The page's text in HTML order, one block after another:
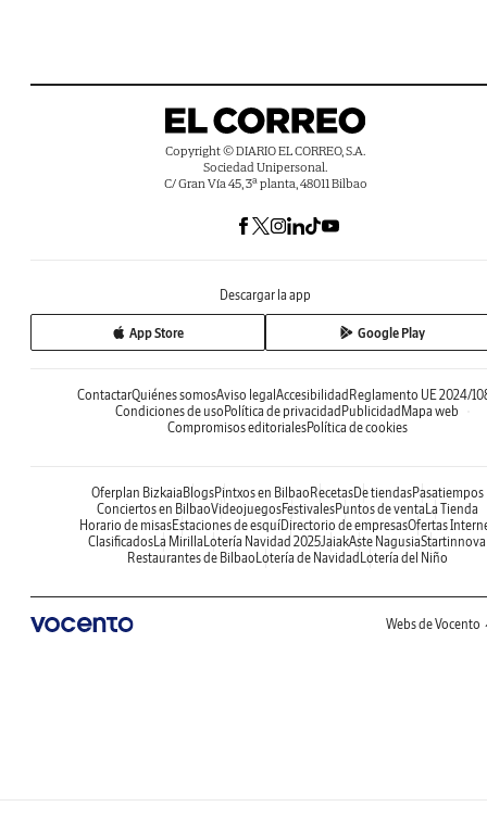
Copyright © DIARIO EL CORREO, S.A.
Sociedad Unipersonal.
C/ Gran Vía 45, 3ª planta, 48011 Bilbao
Descargar la app
App Store Google Play
ContactarQuiénes somosAviso legal Accesibilidad Reglamento UE 2024/
Condiciones de uso Política de privacidad Publicidad Mapa web
Compromisos editorialesPolítica de cookies
Oferplan Bizkaia BlogsPintxos en Bilbao RecetasDe tiendasPasatiempos
Conciertos en BilbaoVideojuegosFestivalesPuntos de venta La Tienda
Horario de misasEstaciones de esquíDirectorio de empresasOfertas
ClasificadosLa Mirilla Lotería Navidad 2025JaiakAste NagusiaStartinnova
Restaurantes de Bilbao Lotería de Navidad Lotería del Niño
Webs de Vocento